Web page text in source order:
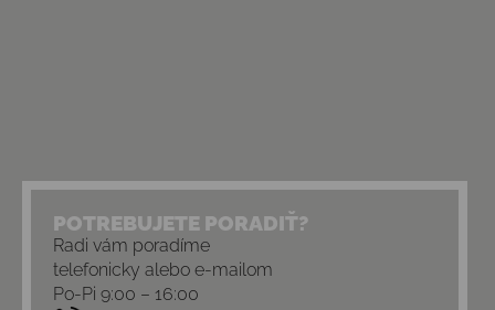
POTREBUJETE PORADIŤ?
Radi vám poradíme
telefonicky alebo e-mailom
Po-Pi 9:00 – 16:00